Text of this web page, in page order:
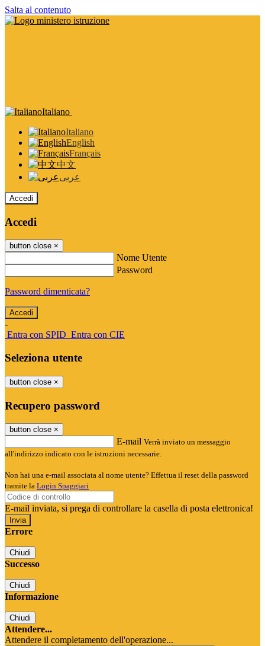
Salta al contenuto
Italiano
Italiano
English
Français
中文
عربى
Accedi
Accedi
button close ×
Nome Utente
Password
Password dimenticata?
-
Entra con SPID Entra con CIE
Seleziona utente
button close ×
Recupero password
button close ×
E-mail Verrà inviato un messaggio
all'indirizzo indicato con le istruzioni necessarie.
Non hai una e-mail associata al nome utente? Effettua il reset della password
tramite la Login Spaggiari
E-mail inviata, si prega di controllare la casella di posta elettronica!
Errore
Chiudi
Successo
Chiudi
Informazione
Chiudi
Attendere...
Attendere il completamento dell'operazione...